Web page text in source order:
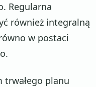
Regularna
również integralną
w postaci
planu